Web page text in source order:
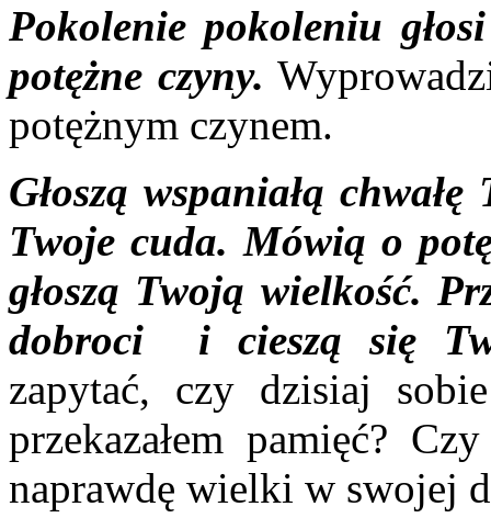
Pokolenie pokoleniu
potężne czyny.
potężnym czynem.
Głoszą wspaniałą
Twoje cuda. Mówią o
głoszą Twoją wielkość.
dobroci i cieszą się
zapytać, czy dzisiaj
przekazałem pamięć?
naprawdę wielki w swojej